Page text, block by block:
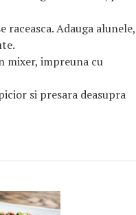
raceasca. Adauga alunele,
mixer, impreuna cu
si presara deasupra